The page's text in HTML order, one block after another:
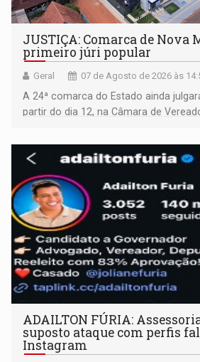
JUSTIÇA: Comarca de Nova
primeiro júri popular
Geral 07 de Agosto de 2026 às
A 24ª comarca do Estado ainda
partir do dia 12, na Câmara de
ADAILTON FÚRIA:
suposto ataque com perfis
Instagram